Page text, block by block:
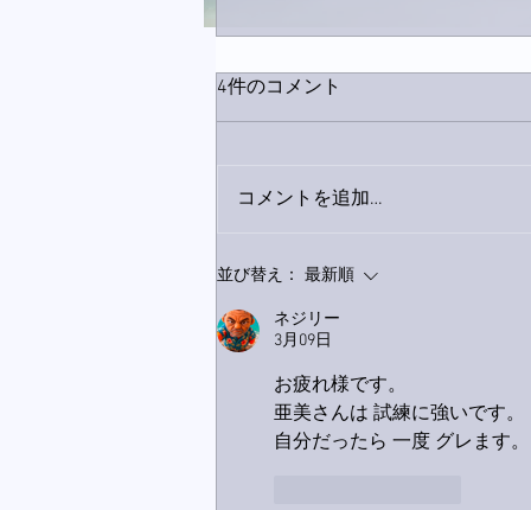
4件のコメント
コメントを追加…
並び替え： 最新順
ネジリー
3月09日
お疲れ様です。
亜美さんは 試練に強いです。
自分だったら 一度 グレます。